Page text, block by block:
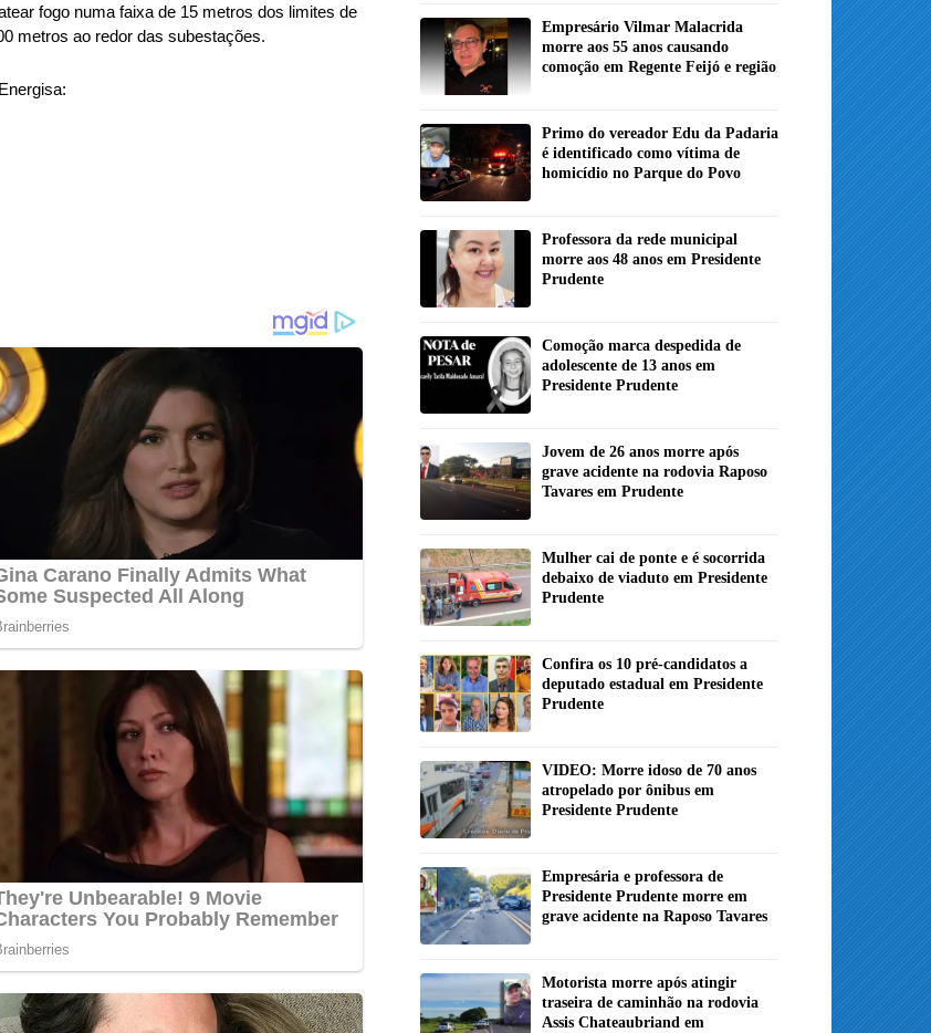
fogo numa faixa de 15 metros dos limites de
metros ao redor das subestações.
Empresário Vilmar Malacrida
morre aos 55 anos causando
comoção em Regente Feijó e região
Primo do vereador Edu da Padaria
é identificado como vítima de
homicídio no Parque do Povo
Professora da rede municipal
morre aos 48 anos em Presidente
Prudente
Comoção marca despedida de
adolescente de 13 anos em
Presidente Prudente
Jovem de 26 anos morre após
grave acidente na rodovia Raposo
Tavares em Prudente
Mulher cai de ponte e é socorrida
debaixo de viaduto em Presidente
Prudente
Confira os 10 pré-candidatos a
deputado estadual em Presidente
Prudente
VIDEO: Morre idoso de 70 anos
atropelado por ônibus em
Presidente Prudente
Empresária e professora de
Presidente Prudente morre em
grave acidente na Raposo Tavares
Motorista morre após atingir
traseira de caminhão na rodovia
Assis Chateaubriand em